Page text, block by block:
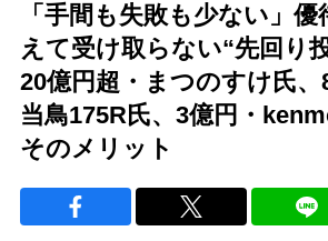
「手間も失敗も少ない」
えて受け取らない“先回り
20億円超・まつのすけ氏、
当鳥175R氏、3億円・
そのメリット